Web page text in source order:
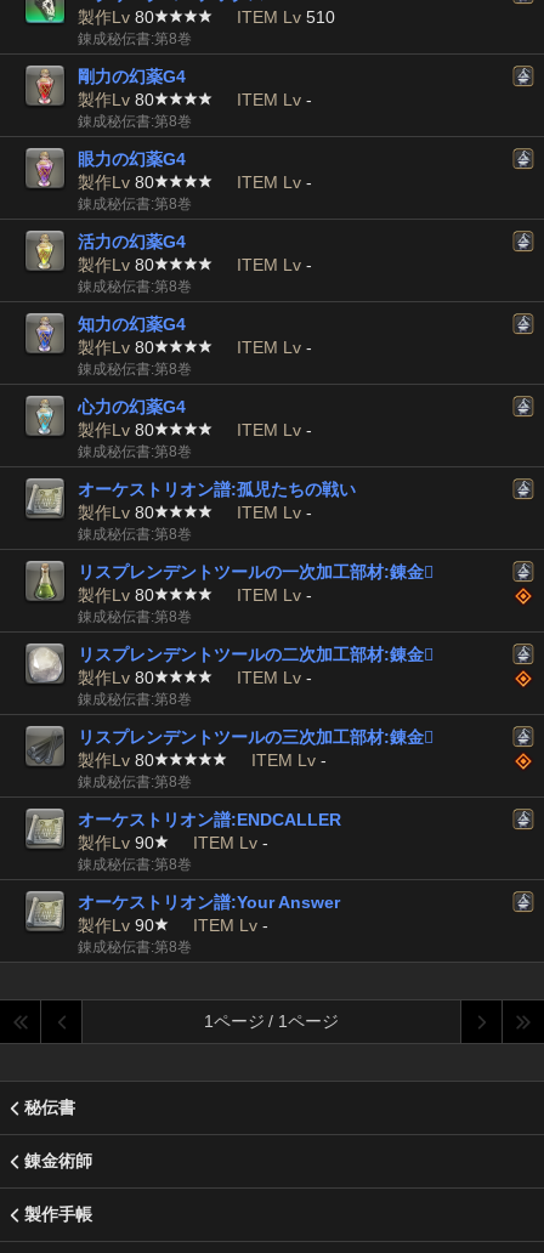
製作Lv 80 ITEM Lv 510
錬成秘伝書:第8巻
剛力の幻薬G4
製作Lv 80 ITEM Lv -
錬成秘伝書:第8巻
眼力の幻薬G4
製作Lv 80 ITEM Lv -
錬成秘伝書:第8巻
活力の幻薬G4
製作Lv 80 ITEM Lv -
錬成秘伝書:第8巻
知力の幻薬G4
製作Lv 80 ITEM Lv -
錬成秘伝書:第8巻
心力の幻薬G4
製作Lv 80 ITEM Lv -
錬成秘伝書:第8巻
オーケストリオン譜:孤児たちの戦い
製作Lv 80 ITEM Lv -
錬成秘伝書:第8巻
リスプレンデントツールの一次加工部材:錬金
製作Lv 80 ITEM Lv -
錬成秘伝書:第8巻
リスプレンデントツールの二次加工部材:錬金
製作Lv 80 ITEM Lv -
錬成秘伝書:第8巻
リスプレンデントツールの三次加工部材:錬金
製作Lv 80 ITEM Lv -
錬成秘伝書:第8巻
オーケストリオン譜:ENDCALLER
製作Lv 90 ITEM Lv -
錬成秘伝書:第8巻
オーケストリオン譜:Your Answer
製作Lv 90 ITEM Lv -
錬成秘伝書:第8巻
1ページ / 1ページ
秘伝書
錬金術師
製作手帳